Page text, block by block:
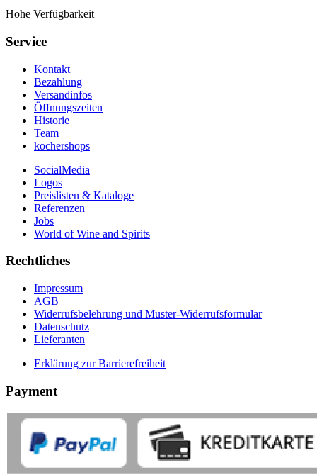
Hohe Verfügbarkeit
Service
Kontakt
Bezahlung
Versandinfos
Öffnungszeiten
Historie
Team
kochershops
SocialMedia
Logos
Preislisten & Kataloge
Referenzen
Jobs
World of Wine and Spirits
Rechtliches
Impressum
AGB
Widerrufsbelehrung und Muster-Widerrufsformular
Datenschutz
Lieferanten
Erklärung zur Barrierefreiheit
Payment